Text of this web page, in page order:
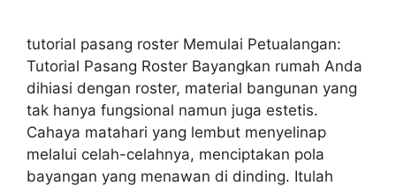
tutorial pasang roster Memulai Petualangan:
Tutorial Pasang Roster Bayangkan rumah Anda
dihiasi dengan roster, material bangunan yang
tak hanya fungsional namun juga estetis.
Cahaya matahari yang lembut menyelinap
melalui celah-celahnya, menciptakan pola
bayangan yang menawan di dinding. Itulah